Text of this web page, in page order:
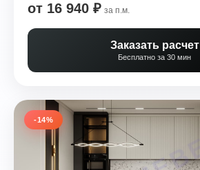
от 16 940 ₽ за п.м.
Заказать расчет
Бесплатно за 30 мин
-14%